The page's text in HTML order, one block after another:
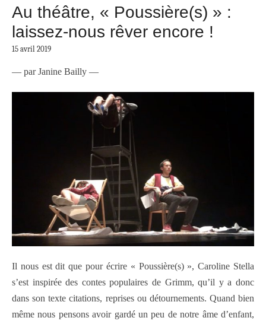
Au théâtre, « Poussière(s) » :
laissez-nous rêver encore !
15 avril 2019
— par Janine Bailly —
Il nous est dit que pour écrire « Poussière(s) », Caroline Stella
s’est inspirée des contes populaires de Grimm, qu’il y a donc
dans son texte citations, reprises ou détournements. Quand bien
même nous pensons avoir gardé un peu de notre âme d’enfant,